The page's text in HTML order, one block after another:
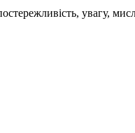
увагу,